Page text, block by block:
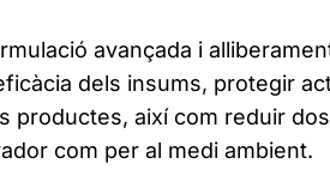
avançada i
dels insums, protegir
productes, així com reduir
com per al medi ambient.